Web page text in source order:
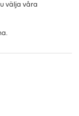
välja våra